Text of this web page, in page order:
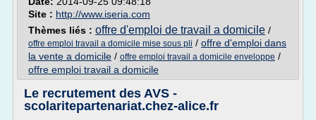
Site : http://www.iseria.com
Thèmes liés : offre d'emploi de travail a domicile /
offre emploi travail a domicile mise sous pli / offre d'emploi dans
la vente a domicile / offre emploi travail a domicile enveloppe /
offre emploi travail a domicile
Le recrutement des AVS -
scolaritepartenariat.chez-alice.fr